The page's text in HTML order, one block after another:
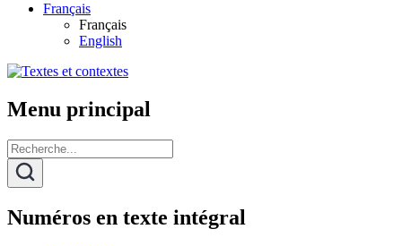
Français
Français
English
Menu principal
Numéros en texte intégral